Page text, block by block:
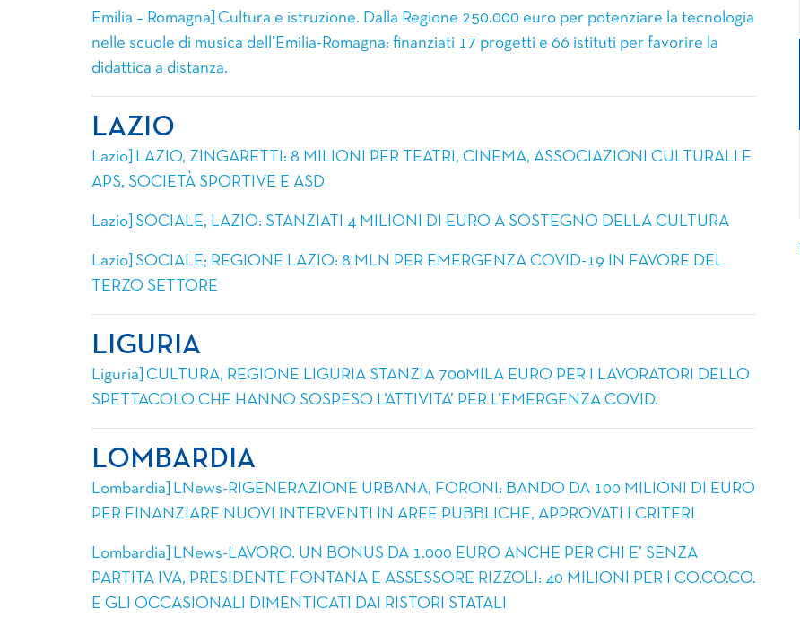
Emilia – Romagna] Cultura e istruzione. Dalla Regione 250.000 euro per potenziare la tecnologia
nelle scuole di musica dell’Emilia-Romagna: finanziati 17 progetti e 66 istituti per favorire la
didattica a distanza.
LAZIO
Lazio] LAZIO, ZINGARETTI: 8 MILIONI PER TEATRI, CINEMA, ASSOCIAZIONI CULTURALI E
APS, SOCIETÀ SPORTIVE E ASD
Lazio] SOCIALE, LAZIO: STANZIATI 4 MILIONI DI EURO A SOSTEGNO DELLA CULTURA
Lazio] SOCIALE; REGIONE LAZIO: 8 MLN PER EMERGENZA COVID-19 IN FAVORE DEL
TERZO SETTORE
LIGURIA
Liguria] CULTURA, REGIONE LIGURIA STANZIA 700MILA EURO PER I LAVORATORI DELLO
SPETTACOLO CHE HANNO SOSPESO L’ATTIVITA’ PER L’EMERGENZA COVID.
LOMBARDIA
Lombardia] LNews-RIGENERAZIONE URBANA, FORONI: BANDO DA 100 MILIONI DI EURO
PER FINANZIARE NUOVI INTERVENTI IN AREE PUBBLICHE, APPROVATI I CRITERI
Lombardia] LNews-LAVORO. UN BONUS DA 1.000 EURO ANCHE PER CHI E’ SENZA
PARTITA IVA, PRESIDENTE FONTANA E ASSESSORE RIZZOLI: 40 MILIONI PER I CO.CO.CO.
E GLI OCCASIONALI DIMENTICATI DAI RISTORI STATALI